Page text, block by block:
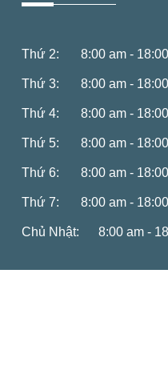
Thứ 2: 8:00 am -
Thứ 3: 8:00 am -
Thứ 4: 8:00 am -
Thứ 5: 8:00 am -
Thứ 6: 8:00 am -
Thứ 7: 8:00 am -
Chủ Nhật: 8:00 am -